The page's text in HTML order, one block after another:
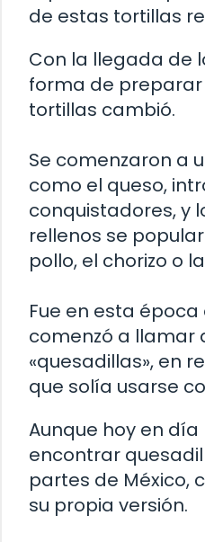
de estas tortillas
Con la llegada de
forma de
tortillas cambió.
Se comenzaron a
como el queso,
conquistadores, y
rellenos se
pollo, el chorizo o
Fue en esta
comenzó a llamar
«quesadillas», en
que solía usarse
Aunque hoy en
encontrar
partes de México,
su propia versión.